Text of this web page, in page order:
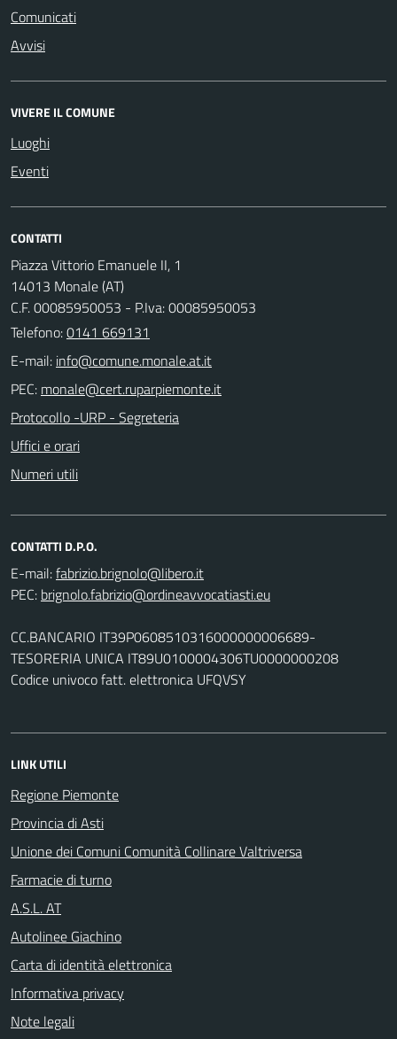
Comunicati
Avvisi
VIVERE IL COMUNE
Luoghi
Eventi
CONTATTI
Piazza Vittorio Emanuele II, 1
14013 Monale (AT)
C.F. 00085950053 - P.Iva: 00085950053
Telefono:0141 669131
E-mail:
PEC:
Protocollo -URP - Segreteria
Uffici e orari
Numeri utili
CONTATTI D.P.O.
E-mail:
PEC:
CC.BANCARIO IT39P0608510316000000006689-
TESORERIA UNICA IT89U0100004306TU0000000208
Codice univoco fatt. elettronica UFQVSY
LINK UTILI
Regione Piemonte
Provincia di Asti
Unione dei Comuni Comunità Collinare Valtriversa
Farmacie di turno
A.S.L. AT
Autolinee Giachino
Carta di identità elettronica
Informativa privacy
Note legali